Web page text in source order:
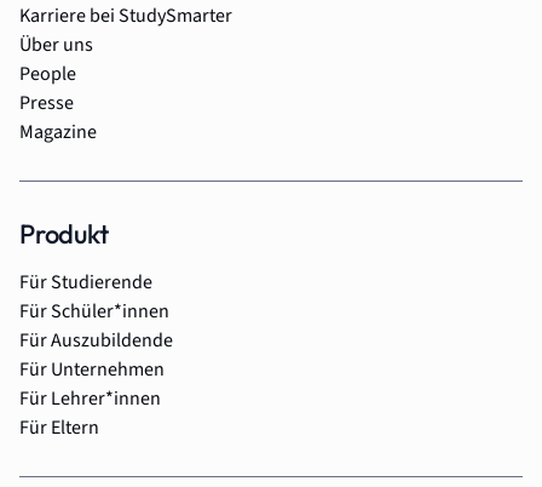
Karriere bei StudySmarter
Über uns
People
Presse
Magazine
Produkt
Für Studierende
Für Schüler*innen
Für Auszubildende
Für Unternehmen
Für Lehrer*innen
Für Eltern